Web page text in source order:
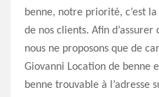
benne, notre priorité, c’est
de nos clients. Afin
nous ne proposons que de
Giovanni Location de benne
benne trouvable à l’adresse